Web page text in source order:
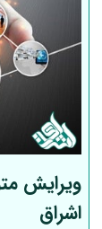
ویرایش
اشراق